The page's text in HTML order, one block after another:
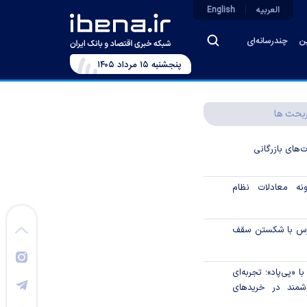
چندرسانه‌ای
العربیه English
پنجشنبه ۱۵ مرداد ۱۴۰۵
ها
بازرگانی
معادلات نظام
با شکستن سقف
«پی‌پاد»؛ تجربه‌ای
در خریدهای